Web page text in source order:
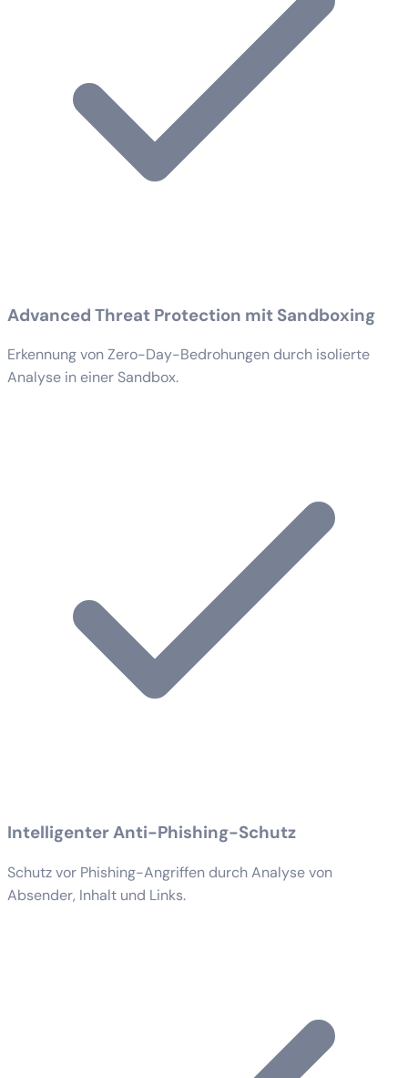
Advanced Threat Protection mit Sandboxing
Erkennung von Zero-Day-Bedrohungen durch isolierte
Analyse in einer Sandbox.
Intelligenter Anti-Phishing-Schutz
Schutz vor Phishing-Angriffen durch Analyse von
Absender, Inhalt und Links.